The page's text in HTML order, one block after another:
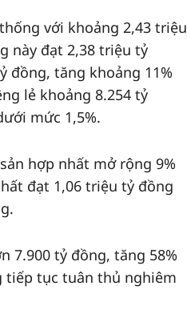
với khoảng 2,43 triệu
này đạt 2,38 triệu tỷ
đồng, tăng khoảng 11%
lẻ khoảng 8.254 tỷ
mức 1,5%.
hợp nhất mở rộng 9%
đạt 1,06 triệu tỷ đồng
7.900 tỷ đồng, tăng 58%
tiếp tục tuân thủ nghiêm